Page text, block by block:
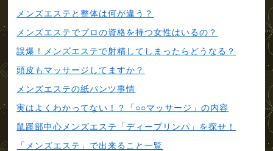
メンズエステと整体は何が違う？
メンズエステでプロの資格を持つ女性はいるの？
誤爆！メンズエステで射精してしまったらどうなる？
頭皮もマッサージしてますか？
メンズエステの紙パンツ事情
実はよくわかってない！？「○○マッサージ」の内容
鼠蹊部中心メンズエステ「ディープリンパ」を探せ！
「メンズエステ」で出来ること一覧